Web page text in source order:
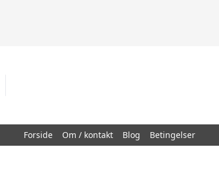
Forside Om / kontakt Blog Betingelser